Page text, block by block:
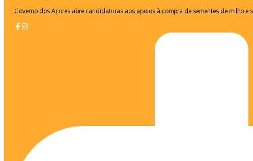
Governo dos Açores abre candidaturas aos apoios à compra de sementes de milho e